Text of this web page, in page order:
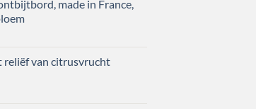
made in France,
reliëf van citrusvrucht